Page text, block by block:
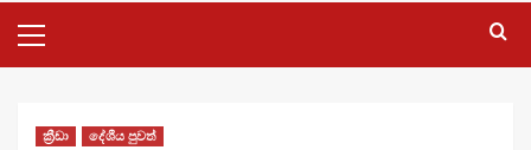
Menu
ක්‍රීඩා දේශීය පුවත්